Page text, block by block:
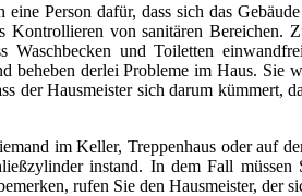
Person dafür, dass sich das
Kontrollieren von sanitären Bereichen.
und Toiletten
beheben derlei Probleme im Haus. Sie
der Hausmeister sich darum kümmert,
im Keller, Treppenhaus oder auf
instand. In dem Fall
rufen Sie den Hausmeister, der